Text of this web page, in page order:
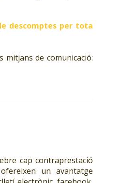
descomptes per tota
de comunicació:
cap contraprestació
un avantatge